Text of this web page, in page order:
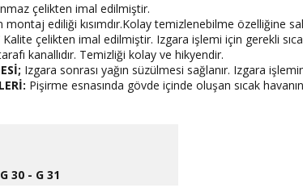
çelikten imal edilmiştir.
montaj ediliği kısımdır.Kolay temizlenebilme özelliğine
Kalite çelikten imal edilmiştir. Izgara işlemi için gerekli
kanallıdır. Temizliği kolay ve hikyendir.
Izgara sonrası yağın süzülmesi sağlanır. Izgara
Pişirme esnasında gövde içinde oluşan sıcak havanın
30 - G 31